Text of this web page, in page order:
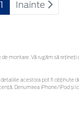
1 Inainte
montare. Vă rugăm să
acestora pot fi obținute
Denumirea iPhone/iPod